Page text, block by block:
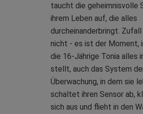
taucht die geheimnisvolle
ihrem Leben auf, die alles
durcheinanderbringt.
nicht - es ist der Moment,
die 16-Jährige Tonia alles
stellt, auch das System
Überwachung, in dem sie
schaltet ihren Sensor ab,
sich aus und flieht in den